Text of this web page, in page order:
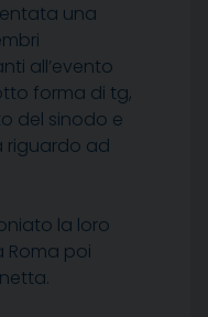
una
all’evento
forma di tg,
del sinodo e
riguardo ad
la loro
Roma poi